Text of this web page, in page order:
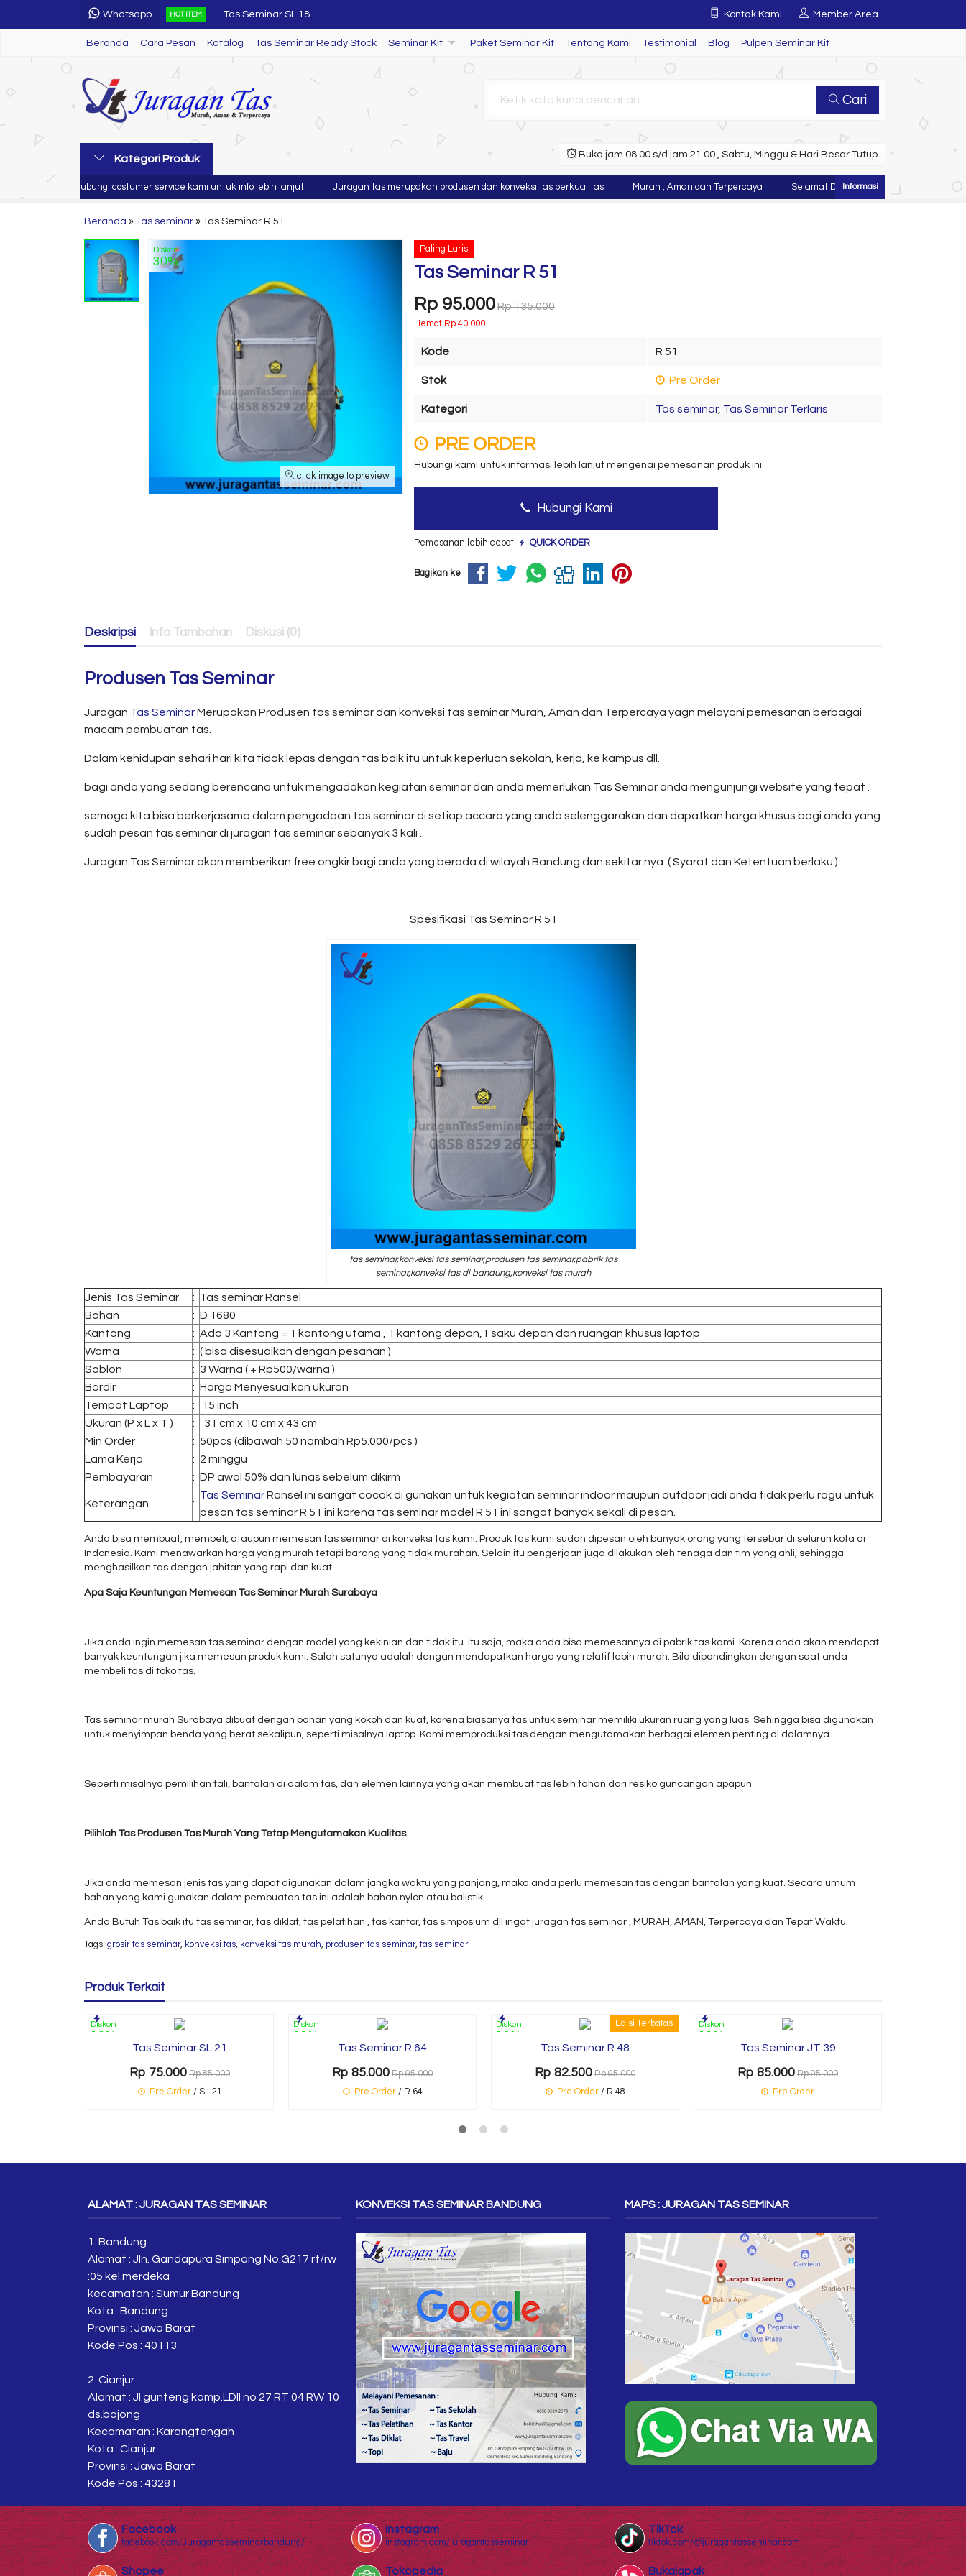
Whatsapp HOT ITEM Tas Seminar SL 18
Tas Seminar SL 58
Tas Seminar SL 34
Tas Seminar Jinjing
Tas Seminar SL 69
Tas Seminar R 57
Kontak Kami Member Area
Beranda Cara Pesan Katalog Tas Seminar Ready Stock Seminar Kit Paket Seminar Kit Tentang Kami Testimonial Blog Pulpen Seminar Kit
Cari
Kategori Produk Buka jam 08.00 s/d jam 21.00 , Sabtu, Minggu & Hari Besar Tutup
Silahkan hubungi costumer service kami untuk info lebih lanjut Juragan tas merupakan produsen dan konveksi tas berkualitas Murah , Aman dan Terpercaya Selamat Datang di Website Juragan Tas ~
Beranda » Tas seminar » Tas Seminar R 51
click image to preview
Diskon
30%
Paling Laris
Tas Seminar R 51
Rp 95.000Rp 135.000
Hemat Rp 40.000
Kode R 51
Stok Pre Order
Kategori Tas seminar, Tas Seminar Terlaris
PRE ORDER
Hubungi kami untuk informasi lebih lanjut mengenai pemesanan produk ini.
Hubungi Kami
Pemesanan lebih cepat! QUICK ORDER
Bagikan ke
Deskripsi Info Tambahan Diskusi (0)
Produsen Tas Seminar
Juragan Tas SeminarMerupakan Produsen tas seminar dan konveksi tas seminar Murah, Aman dan Terpercaya yagn melayani pemesanan berbagai
macam pembuatan tas.
Dalam kehidupan sehari hari kita tidak lepas dengan tas baik itu untuk keperluan sekolah, kerja, ke kampus dll.
bagi anda yang sedang berencana untuk mengadakan kegiatan seminar dan anda memerlukan Tas Seminar anda mengunjungi website yang tepat .
semoga kita bisa berkerjasama dalam pengadaan tas seminar di setiap accara yang anda selenggarakan dan dapatkan harga khusus bagi anda yang
sudah pesan tas seminar di juragan tas seminar sebanyak 3 kali .
Juragan Tas Seminar akan memberikan free ongkir bagi anda yang berada di wilayah Bandung dan sekitar nya ( Syarat dan Ketentuan berlaku ).
Spesifikasi Tas Seminar R 51
tas seminar,konveksi tas seminar,produsen tas seminar,pabrik tas
seminar,konveksi tas di bandung,konveksi tas murah
Jenis Tas Seminar : Tas seminar Ransel
Bahan
: D 1680
Kantong
: Ada 3 Kantong = 1 kantong utama , 1 kantong depan,1 saku depan dan ruangan khusus laptop
Warna
: ( bisa disesuaikan dengan pesanan )
Sablon
: 3 Warna ( + Rp500/warna )
Bordir
: Harga Menyesuaikan ukuran
Tempat Laptop
:
15 inch
Ukuran (P x L x T )
:
31 cm x 10 cm x 43 cm
Min Order
: 50pcs (dibawah 50 nambah Rp5.000/pcs )
Lama Kerja
: 2 minggu
Pembayaran
: DP awal 50% dan lunas sebelum dikirm
Keterangan :
Tas SeminarRansel ini sangat cocok di gunakan untuk kegiatan seminar indoor maupun outdoor jadi anda tidak perlu ragu untuk
pesan tas seminar R 51 ini karena tas seminar model R 51 ini sangat banyak sekali di pesan.
Anda bisa membuat, membeli, ataupun memesan tas seminar di konveksi tas kami. Produk tas kami sudah dipesan oleh banyak orang yang tersebar di seluruh kota di
Indonesia. Kami menawarkan harga yang murah tetapi barang yang tidak murahan. Selain itu pengerjaan juga dilakukan oleh tenaga dan tim yang ahli, sehingga
menghasilkan tas dengan jahitan yang rapi dan kuat.
Apa Saja Keuntungan Memesan Tas Seminar Murah Surabaya
Jika anda ingin memesan tas seminar dengan model yang kekinian dan tidak itu-itu saja, maka anda bisa memesannya di pabrik tas kami. Karena anda akan mendapat
banyak keuntungan jika memesan produk kami. Salah satunya adalah dengan mendapatkan harga yang relatif lebih murah. Bila dibandingkan dengan saat anda
membeli tas di toko tas.
Tas seminar murah Surabaya dibuat dengan bahan yang kokoh dan kuat, karena biasanya tas untuk seminar memiliki ukuran ruang yang luas. Sehingga bisa digunakan
untuk menyimpan benda yang berat sekalipun, seperti misalnya laptop. Kami memproduksi tas dengan mengutamakan berbagai elemen penting di dalamnya.
Seperti misalnya pemilihan tali, bantalan di dalam tas, dan elemen lainnya yang akan membuat tas lebih tahan dari resiko guncangan apapun.
Pilihlah Tas Produsen Tas Murah Yang Tetap Mengutamakan Kualitas
Jika anda memesan jenis tas yang dapat digunakan dalam jangka waktu yang panjang, maka anda perlu memesan tas dengan bantalan yang kuat. Secara umum
bahan yang kami gunakan dalam pembuatan tas ini adalah bahan nylon atau balistik.
Anda Butuh Tas baik itu tas seminar, tas diklat, tas pelatihan , tas kantor, tas simposium dll ingat juragan tas seminar , MURAH, AMAN, Terpercaya dan Tepat Waktu.
Tags: grosir tas seminar, konveksi tas, konveksi tas murah, produsen tas seminar,tas seminar
Produk Terkait
Diskon
12%
Tas Seminar SL 21
Rp 75.000 Rp 85.000
Pre Order/ SL 21
Diskon
11%
Tas Seminar R 64
Rp 85.000 Rp 95.000
Pre Order/ R 64
Edisi Terbatas
Diskon
13%
Tas Seminar R 48
Rp 82.500 Rp 95.000
Pre Order/ R 48
Diskon
11%
Tas Seminar JT 39
Rp 85.000 Rp 95.000
Pre Order
ALAMAT : JURAGAN TAS SEMINAR
1. Bandung
Alamat : Jln. Gandapura Simpang No.G217 rt/rw
:05 kel.merdeka
kecamatan : Sumur Bandung
Kota : Bandung
Provinsi : Jawa Barat
Kode Pos : 40113
2. Cianjur
Alamat : Jl.gunteng komp.LDII no 27 RT 04 RW 10
ds.bojong
Kecamatan : Karangtengah
Kota : Cianjur
Provinsi : Jawa Barat
Kode Pos : 43281
KONVEKSI TAS SEMINAR BANDUNG MAPS : JURAGAN TAS SEMINAR
Facebook
facebook.com/Juragantasseminarbandung/
Instagram
instagram.com/juragantasseminar
TikTok
tiktok.com/@juragantasseminar.com
Shopee Tokopedia Bukalapak